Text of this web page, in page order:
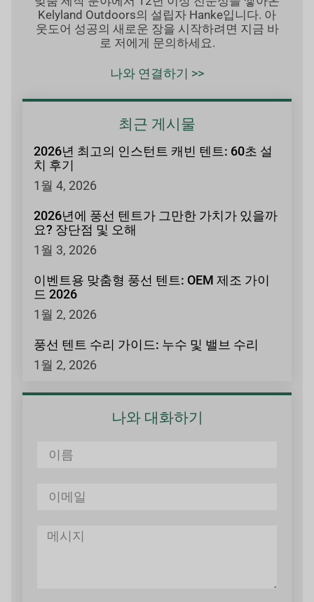
Kelyland Outdoors의 설립자 Hanke입니다. 아
웃도어 성공의 새로운 장을 시작하려면 지금 바
로 저에게 문의하세요.
나와 연결하기 >>
최근 게시물
2026년 최고의 인스턴트 캐빈 텐트: 60초 설
치 후기
1월 4, 2026
2026년에 풍선 텐트가 그만한 가치가 있을까
요? 장단점 및 오해
1월 3, 2026
이벤트용 맞춤형 풍선 텐트: OEM 제조 가이
드 2026
1월 2, 2026
풍선 텐트 수리 가이드: 누수 및 밸브 수리
1월 2, 2026
나와 대화하기